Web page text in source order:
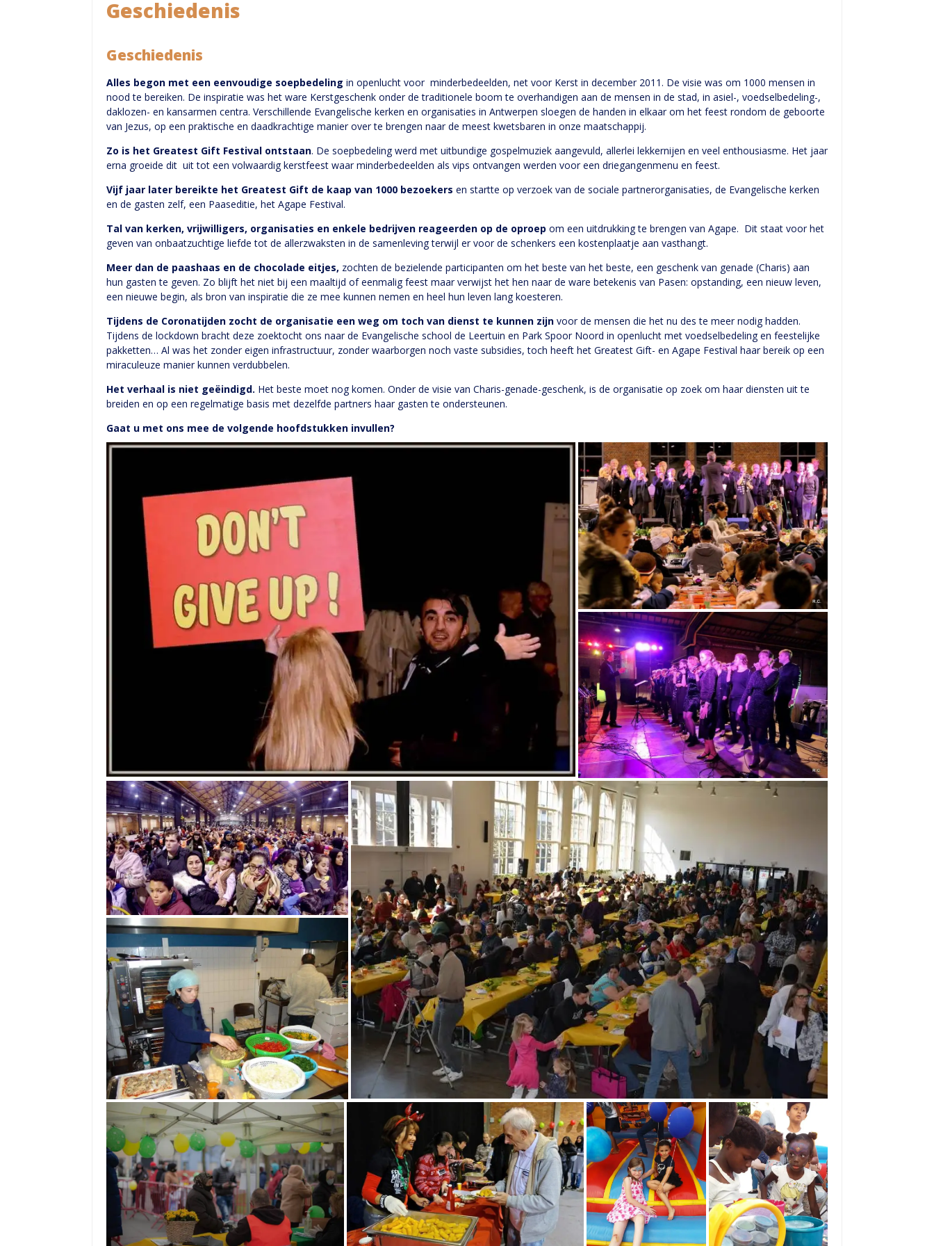
Geschiedenis
Geschiedenis
Alles begon met een eenvoudige soepbedeling in openlucht voor minderbedeelden, net voor Kerst in december 2011. De visie was om 1000 mensen in
nood te bereiken. De inspiratie was het ware Kerstgeschenk onder de traditionele boom te overhandigen aan de mensen in de stad, in asiel-, voedselbedeling-,
daklozen- en kansarmen centra. Verschillende Evangelische kerken en organisaties in Antwerpen sloegen de handen in elkaar om het feest rondom de geboorte
van Jezus, op een praktische en daadkrachtige manier over te brengen naar de meest kwetsbaren in onze maatschappij.
Zo is het Greatest Gift Festival ontstaan. De soepbedeling werd met uitbundige gospelmuziek aangevuld, allerlei lekkernijen en veel enthousiasme. Het jaar
erna groeide dit uit tot een volwaardig kerstfeest waar minderbedeelden als vips ontvangen werden voor een driegangenmenu en feest.
Vijf jaar later bereikte het Greatest Gift de kaap van 1000 bezoekers en startte op verzoek van de sociale partnerorganisaties, de Evangelische kerken
en de gasten zelf, een Paaseditie, het Agape Festival.
Tal van kerken, vrijwilligers, organisaties en enkele bedrijven reageerden op de oproep om een uitdrukking te brengen van Agape. Dit staat voor het
geven van onbaatzuchtige liefde tot de allerzwaksten in de samenleving terwijl er voor de schenkers een kostenplaatje aan vasthangt.
Meer dan de paashaas en de chocolade eitjes, zochten de bezielende participanten om het beste van het beste, een geschenk van genade (Charis) aan
hun gasten te geven. Zo blijft het niet bij een maaltijd of eenmalig feest maar verwijst het hen naar de ware betekenis van Pasen: opstanding, een nieuw leven,
een nieuwe begin, als bron van inspiratie die ze mee kunnen nemen en heel hun leven lang koesteren.
Tijdens de Coronatijden zocht de organisatie een weg om toch van dienst te kunnen zijn voor de mensen die het nu des te meer nodig hadden.
Tijdens de lockdown bracht deze zoektocht ons naar de Evangelische school de Leertuin en Park Spoor Noord in openlucht met voedselbedeling en feestelijke
pakketten… Al was het zonder eigen infrastructuur, zonder waarborgen noch vaste subsidies, toch heeft het Greatest Gift- en Agape Festival haar bereik op een
miraculeuze manier kunnen verdubbelen.
Het verhaal is niet geëindigd. Het beste moet nog komen. Onder de visie van Charis-genade-geschenk, is de organisatie op zoek om haar diensten uit te
breiden en op een regelmatige basis met dezelfde partners haar gasten te ondersteunen.
Gaat u met ons mee de volgende hoofdstukken invullen?